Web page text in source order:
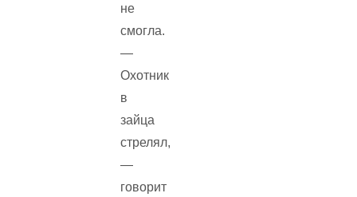
не
смогла.
—
Охотник
в
зайца
стрелял,
—
говорит